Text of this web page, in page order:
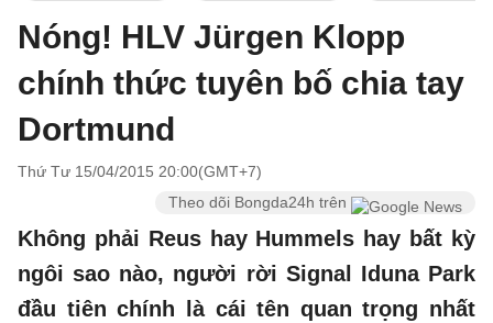
Nóng! HLV Jürgen Klopp
chính thức tuyên bố chia tay
Dortmund
Thứ Tư 15/04/2015 20:00(GMT+7)
Theo dõi Bongda24h trên
Không phải Reus hay Hummels hay bất kỳ
ngôi sao nào, người rời Signal Iduna Park
đầu tiên chính là cái tên quan trọng nhất